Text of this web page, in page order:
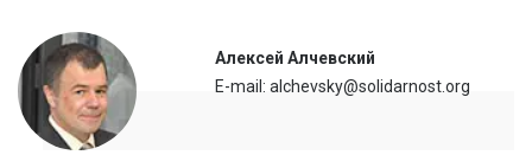
Алексей Алчевский
E-mail: alchevsky@solidarnost.org